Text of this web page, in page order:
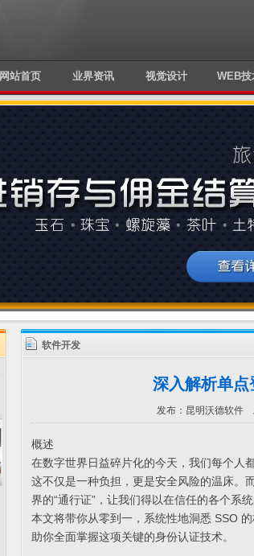
网站首页 业界资讯 视觉设计 WEB技
软件开发
深入解析单点
发布：昆明沃德软
概述
在数字世界日益碎片化的今天，我们每个人
这不仅是一种负担，更是安全风险的温床。
界的“通行证”，让我们得以在信任的各个系统
本文将带你从零到一，系统性地洞悉 SSO
助你全面掌握这项关键的身份认证技术。